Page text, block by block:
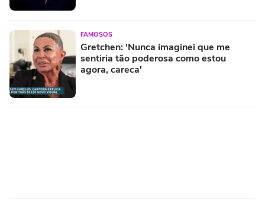
FAMOSOS
Gretchen: 'Nunca imaginei que me
sentiria tão poderosa como estou
agora, careca'